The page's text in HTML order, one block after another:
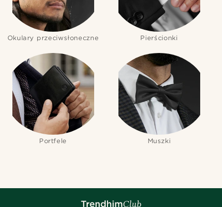
Okulary przeciwsłoneczne Pierścionki
Portfele Muszki